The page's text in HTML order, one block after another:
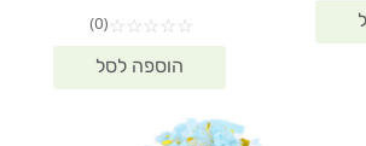
₪392.10.
☆
☆
☆
☆
☆
(0)